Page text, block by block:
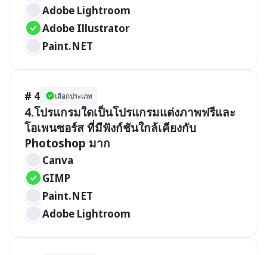
Adobe Lightroom
Adobe Illustrator
Paint.NET
# 4 เลือกประเภท
4.โปรแกรมใดเป็นโปรแกรมแต่งภาพฟรีและ
โอเพนซอร์ส ที่มีฟังก์ชันใกล้เคียงกับ
Photoshop มาก
Canva
GIMP
Paint.NET
Adobe Lightroom